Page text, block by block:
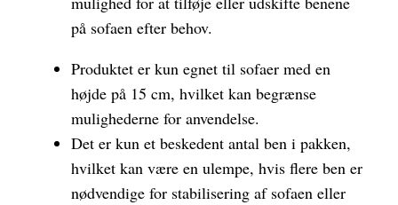
på sofaen efter behov.
Produktet er kun egnet til sofaer med en
højde på 15 cm, hvilket kan begrænse
mulighederne for anvendelse.
Det er kun et beskedent antal ben i pakken,
hvilket kan være en ulempe, hvis flere ben er
nødvendige for stabilisering af sofaen eller